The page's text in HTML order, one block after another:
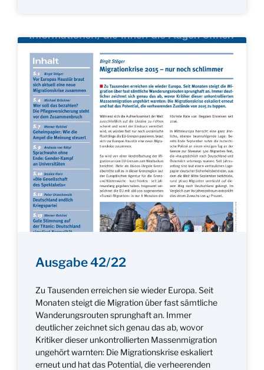
Ausgabe 42/22
Zu Tausenden erreichen sie wieder Europa. Seit
Monaten steigt die Migration über fast sämtliche
Wanderungsrouten sprunghaft an. Immer
deutlicher zeichnet sich genau das ab, wovor
Kritiker dieser unkontrollierten Massenmigration
ungehört warnten: Die Migrationskrise eskaliert
erneut und hat das Potential, die verheerenden